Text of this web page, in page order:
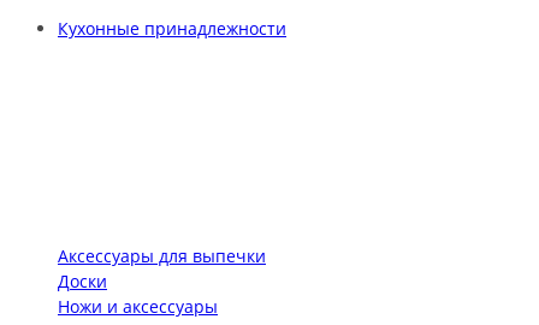
Кухонные принадлежности
Аксессуары для выпечки
Доски
Ножи и аксессуары